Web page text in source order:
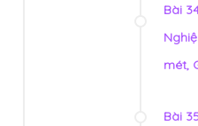
Bài
mét,
Bài